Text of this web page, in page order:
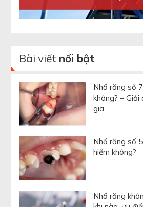
Bài viết nổi bật
Nhổ răng số
không? –
gia.
Nhổ răng số
hiểm không?
Nhổ răng